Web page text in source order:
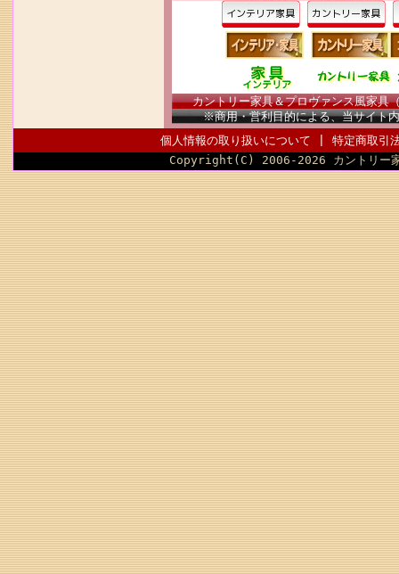
カントリー家具＆プロヴァンス風家
※商用・営利目的による、当サイト
個人情報の取り扱いについて
特定商取引
Copyright(C) 2006-2026 カント